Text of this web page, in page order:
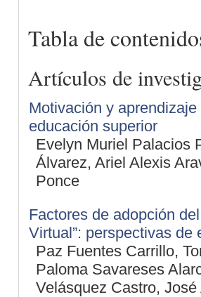
Tabla de
Artículos de
Motivación y
educación superior
Evelyn Muriel Palacios
Álvarez, Ariel Alexis
Ponce
Factores de adopción
Virtual”: perspectivas de
Paz Fuentes Carrillo,
Paloma Savareses
Velásquez Castro,